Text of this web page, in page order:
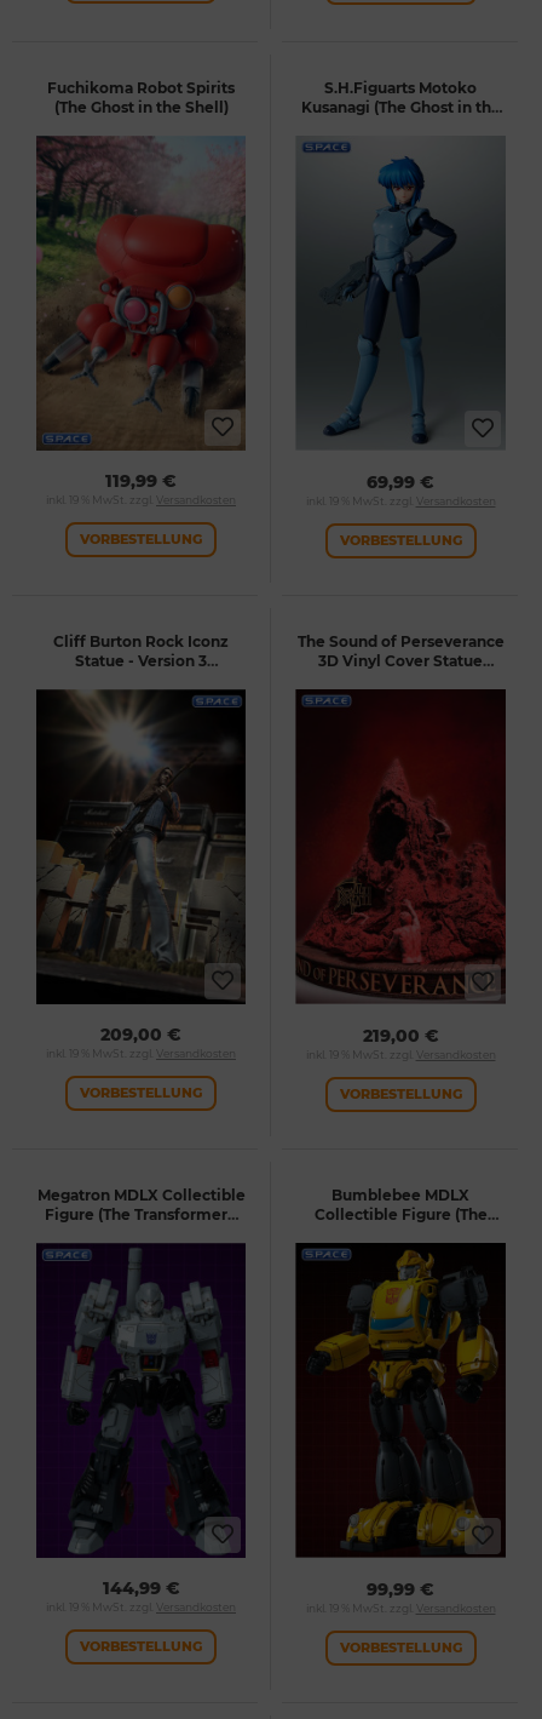
Fuchikoma Robot Spirits
(The Ghost in the Shell)
119,99 €
inkl. 19 % MwSt. zzgl. Versandkosten
VORBESTELLUNG
S.H.Figuarts Motoko
Kusanagi (The Ghost in the
69,99 €
inkl. 19 % MwSt. zzgl. Versandkosten
VORBESTELLUNG
Cliff Burton Rock Iconz
Statue - Version 3
209,00 €
inkl. 19 % MwSt. zzgl. Versandkosten
VORBESTELLUNG
The Sound of Perseverance
3D Vinyl Cover Statue
219,00 €
inkl. 19 % MwSt. zzgl. Versandkosten
VORBESTELLUNG
Megatron MDLX Collectible
Figure (The Transformers:
144,99 €
inkl. 19 % MwSt. zzgl. Versandkosten
VORBESTELLUNG
Bumblebee MDLX
Collectible Figure (The
99,99 €
inkl. 19 % MwSt. zzgl. Versandkosten
VORBESTELLUNG